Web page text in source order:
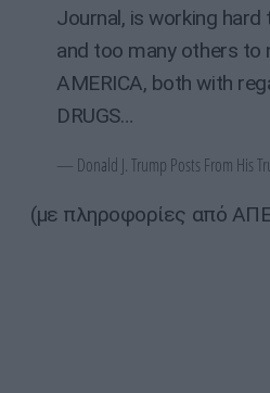
Journal, is working hard
and too many others to
AMERICA, both with
DRUGS…
— Donald J. Trump Posts From His
(με πληροφορίες από